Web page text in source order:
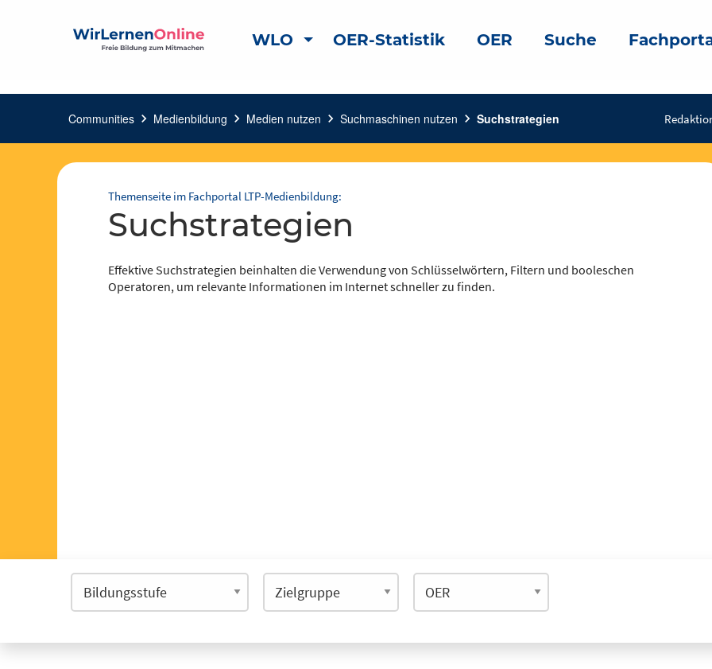
WLO OER-Statistik OER Suche
Communities chevron_right Medienbildung chevron_right Medien nutzen chevron_right Suchmaschinen nutzen chevron_right Suchstrategien
Themenseite im Fachportal LTP-Medienbildung:
Suchstrategien
Effektive Suchstrategien beinhalten die Verwendung von Schlüsselwörtern, Filtern und booleschen
Operatoren, um relevante Informationen im Internet schneller zu finden.